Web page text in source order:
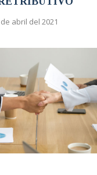
abril del 2021